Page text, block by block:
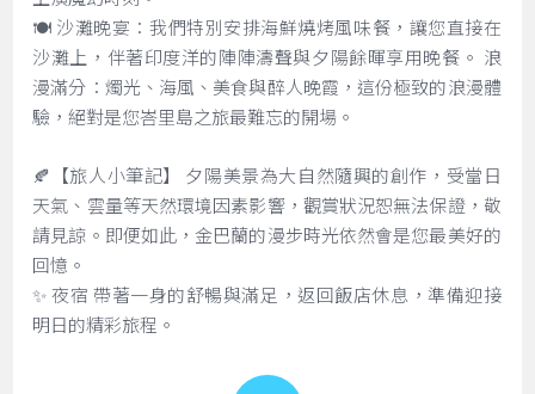
🍽️ 沙灘晚宴：我們特別安排海鮮燒烤風味餐，讓您直接在
沙灘上，伴著印度洋的陣陣濤聲與夕陽餘暉享用晚餐。 浪
漫滿分：燭光、海風、美食與醉人晚霞，這份極致的浪漫體
驗，絕對是您峇里島之旅最難忘的開場。
🍂【旅人小筆記】 夕陽美景為大自然隨興的創作，受當日
天氣、雲量等天然環境因素影響，觀賞狀況恕無法保證，敬
請見諒。即便如此，金巴蘭的漫步時光依然會是您最美好的
回憶。
✨ 夜宿 帶著一身的舒暢與滿足，返回飯店休息，準備迎接
明日的精彩旅程。